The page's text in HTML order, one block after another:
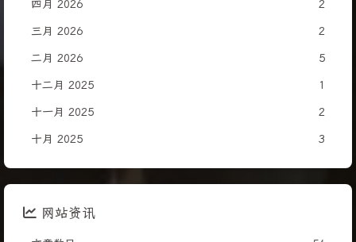
四月 2026 2
三月 2026 2
二月 2026 5
十二月 2025 1
十一月 2025 2
十月 2025 3
网站资讯